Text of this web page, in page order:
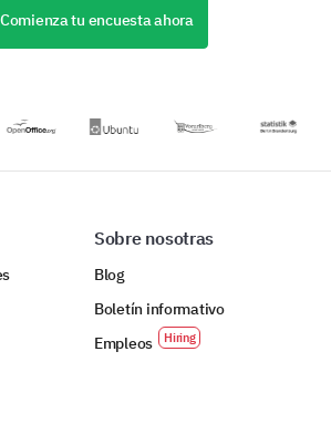
Comienza tu encuesta ahora
Sobre nosotras
Blog
Boletín informativo
Empleos